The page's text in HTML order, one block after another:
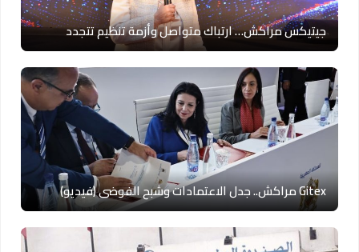
جيتيكس مراكش… ارتباك متواصل وأزمة تنظيم تتجدد
Gitex مراكش.. جدل الاعتمادات وشبح الفوضى (فيديو)